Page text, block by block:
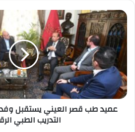
عميد
طب
قصر
العيني
يستقبل
هولندي
لبحث
تطوير
التدريب
عميد طب قصر العيني يستقبل
التدريب الطبي